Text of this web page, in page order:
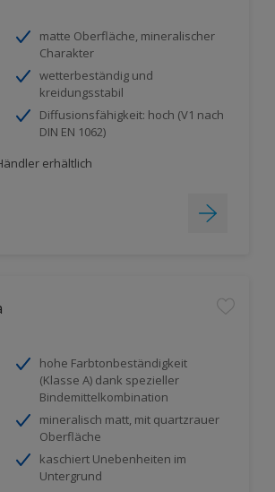
matte Oberfläche, mineralischer
Charakter
wetterbeständig und
kreidungsstabil
Diffusionsfähigkeit: hoch (V1 nach
DIN EN 1062)
erhältlich
hohe Farbtonbeständigkeit
(Klasse A) dank spezieller
Bindemittelkombination
mineralisch matt, mit quartzrauer
Oberfläche
kaschiert Unebenheiten im
Untergrund